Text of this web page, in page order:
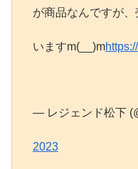
が商品なんですが
いますm(__)m
— レジェンド松下
2023